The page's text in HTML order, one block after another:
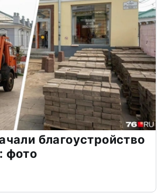
благоустройство
фото